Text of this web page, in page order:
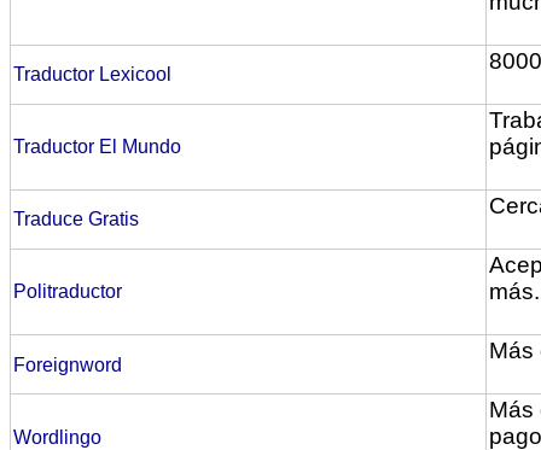
Traductor Lexicool
Traductor El Mundo
Traduce Gratis
Politraductor
más.
Foreignword
Más
Wordlingo
Más